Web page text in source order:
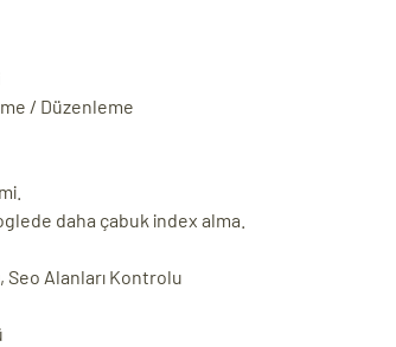
/ Düzenleme
daha çabuk index alma.
Seo Alanları Kontrolu